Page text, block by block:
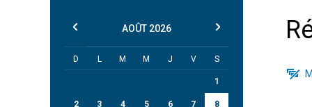
AOÛT 2026
D L M M J V S
1
2 3 4 5 6 7 8